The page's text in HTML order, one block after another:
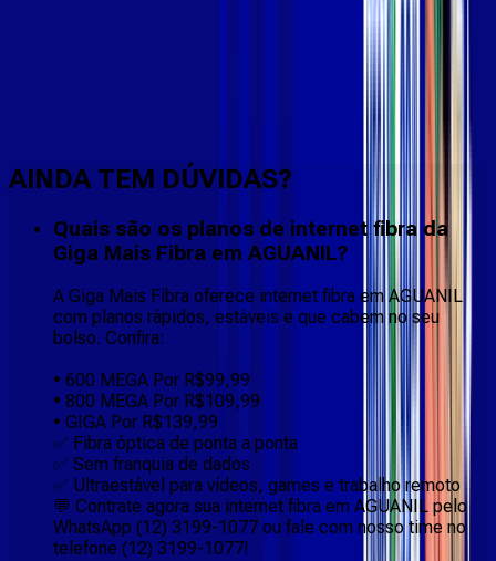
AINDA TEM DÚVIDAS?
Quais são os planos de internet fibra da
Giga Mais Fibra em AGUANIL?
A Giga Mais Fibra oferece internet fibra em AGUANIL
com planos rápidos, estáveis e que cabem no seu
bolso. Confira:
• 600 MEGA Por R$99,99
• 800 MEGA Por R$109,99
• GIGA Por R$139,99
✅ Fibra óptica de ponta a ponta
✅ Sem franquia de dados
✅ Ultraestável para vídeos, games e trabalho remoto
💬 Contrate agora sua internet fibra em AGUANIL pelo
WhatsApp (12) 3199-1077 ou fale com nosso time no
telefone (12) 3199-1077!